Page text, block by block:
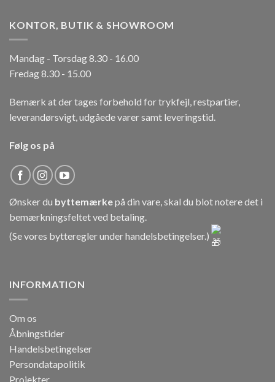
KONTOR, BUTIK & SHOWROOM
Mandag - Torsdag 8.30 - 16.00
Fredag 8.30 - 15.00
Bemærk at der tages forbehold for trykfejl, restpartier,
leverandørsvigt, udgåede varer samt leveringstid.
Følg os på
Ønsker du byttemærkepå din vare, skal du blot notere det i
bemærkningsfeltet ved betaling.
(Se vores bytteregler underhandelsbetingelser.)
INFORMATION
Om os
Åbningstider
Handelsbetingelser
Persondatapolitik
Projekter